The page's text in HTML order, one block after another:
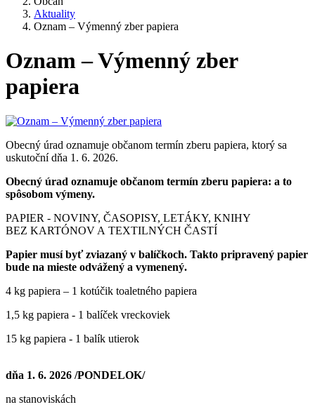
Aktuality
Oznam – Výmenný zber papiera
Oznam – Výmenný zber
papiera
Obecný úrad oznamuje občanom termín zberu papiera, ktorý sa
uskutoční dňa 1. 6. 2026.
Obecný úrad oznamuje občanom termín zberu papiera: a to
spôsobom výmeny.
PAPIER - NOVINY, ČASOPISY, LETÁKY, KNIHY
BEZ KARTÓNOV A TEXTILNÝCH ČASTÍ
Papier musí byť zviazaný v balíčkoch. Takto pripravený papier
bude na mieste odvážený a vymenený.
4 kg papiera – 1 kotúčik toaletného papiera
1,5 kg papiera - 1 balíček vreckoviek
15 kg papiera - 1 balík utierok
dňa 1. 6. 2026 /PONDELOK/
na stanoviskách